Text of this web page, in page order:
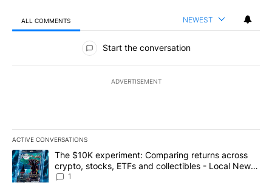
ALL COMMENTS NEWEST
All Comments
Start the conversation
ADVERTISEMENT
ACTIVE CONVERSATIONS
The following is a list of the most commented articles in the last
A trending article titled "The $10K experiment: Comparing
The $10K experiment: Comparing returns across
crypto, stocks, ETFs and collectibles - Local News
8
1